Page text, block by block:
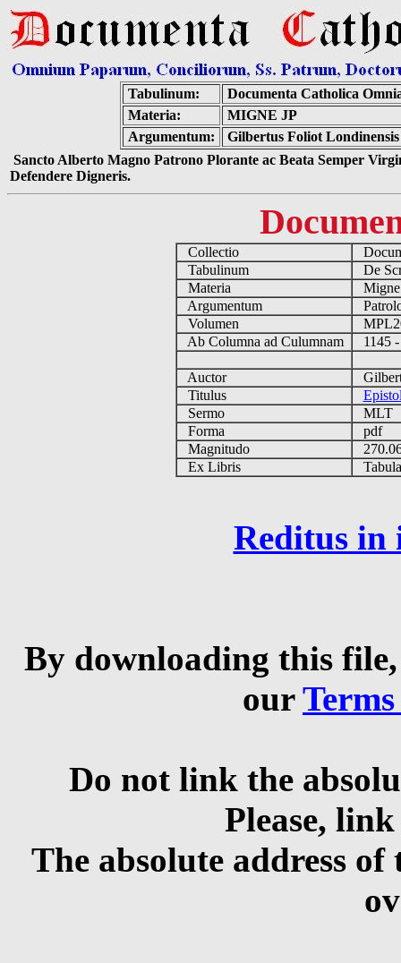
Tabulinum:
Documenta Catholica
Materia:
MIGNE JP
Argumentum:
Gilbertus Foliot
Sancto Alberto Magno Patrono Plorante ac Beata Semper
Defendere Digneris.
Collectio
Tabulinum
De
Materia
Argumentum
Volumen
Ab Columna ad Culumnam
1145
Auctor
Titulus
Sermo
MLT
Forma
pdf
Magnitudo
Ex Libris
Reditus in
By downloading this
our
Do not link the
Please,
The absolute address